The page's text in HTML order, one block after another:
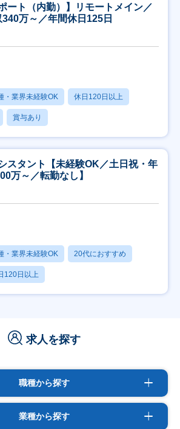
ート（内勤）】リモートメイン／
万～／年間休日125日
・業界未経験OK 休日120日以上
賞与あり
スタント【未経験OK／土日祝・年
万～／転勤なし】
・業界未経験OK 20代におすすめ
120日以上
求人を探す
職種から探す
業種から探す